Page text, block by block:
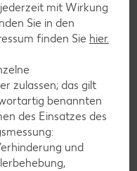
Artikel
mit Wirkung
Sie in den
finden Sie hier.
zulassen; das gilt
benannten
des Einsatzes des
und